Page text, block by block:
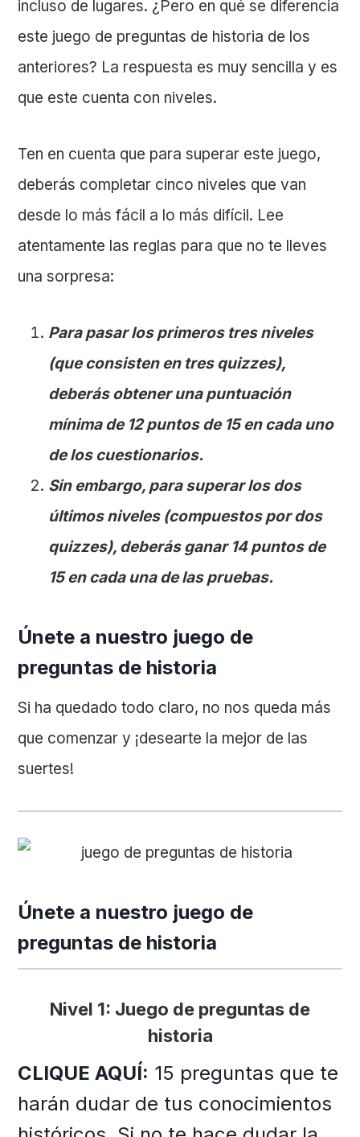
incluso de lugares. ¿Pero en qué se diferencia
este juego de preguntas de historia de los
anteriores? La respuesta es muy sencilla y es
que este cuenta con niveles.
Ten en cuenta que para superar este juego,
deberás completar cinco niveles que van
desde lo más fácil a lo más difícil. Lee
atentamente las reglas para que no te lleves
una sorpresa:
Para pasar los primeros tres niveles
(que consisten en tres quizzes),
deberás obtener una puntuación
mínima de 12 puntos de 15 en cada uno
de los cuestionarios.
Sin embargo, para superar los dos
últimos niveles (compuestos por dos
quizzes), deberás ganar 14 puntos de
15 en cada una de las pruebas.
Únete a nuestro juego de
preguntas de historia
Si ha quedado todo claro, no nos queda más
que comenzar y ¡desearte la mejor de las
suertes!
Únete a nuestro juego de
preguntas de historia
Nivel 1: Juego de preguntas de
historia
CLIQUE AQUÍ: 15 preguntas que te
harán dudar de tus conocimientos